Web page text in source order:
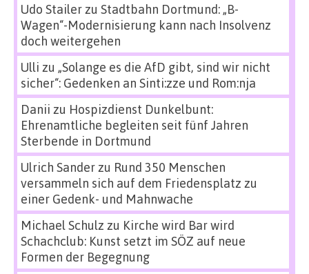
Udo Stailerzu Stadtbahn Dortmund: „B-
Wagen“-Modernisierung kann nach Insolvenz
doch weitergehen
Ulli zu „Solange es die AfD gibt, sind wir nicht
sicher“: Gedenken an Sinti:zze und Rom:nja
Danii zu Hospizdienst Dunkelbunt:
Ehrenamtliche begleiten seit fünf Jahren
Sterbende in Dortmund
Ulrich Sanderzu Rund 350 Menschen
versammeln sich auf dem Friedensplatz zu
einer Gedenk- und Mahnwache
Michael Schulz zu Kirche wird Bar wird
Schachclub: Kunst setzt im SÖZ auf neue
Formen der Begegnung